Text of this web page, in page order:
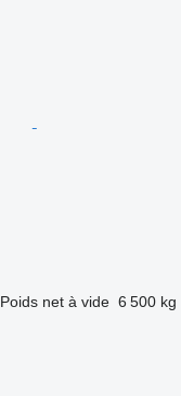
Poids net à vide 6 500 kg